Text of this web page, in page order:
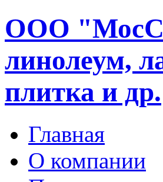
ООО
линолеум,
плитка и др.
Главная
О компании